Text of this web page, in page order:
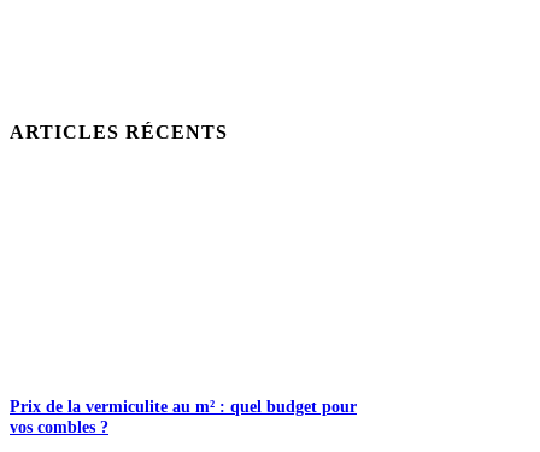
ARTICLES RÉCENTS
Prix de la vermiculite au m² : quel budget pour
vos combles ?